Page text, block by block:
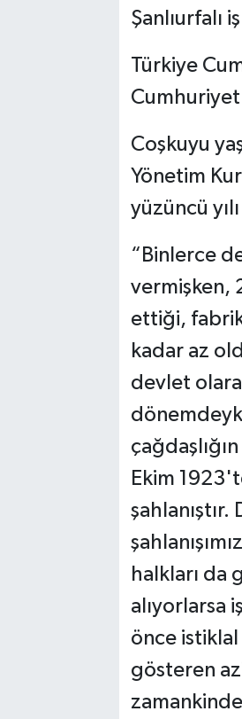
Şanlıurfalı
Türkiye
Cumhuriyet
Coşkuyu
Yönetim
yüzüncü
“Binlerce
vermişken,
ettiği,
kadar az
devlet
Ekim
halkları da
alıyorlarsa
önce
gösteren